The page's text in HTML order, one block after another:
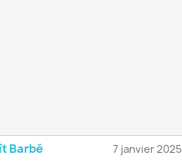
Barbé 7 janvier 2025